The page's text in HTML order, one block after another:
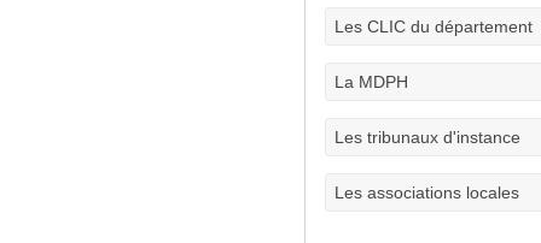
Les CLIC du département
La MDPH
Les tribunaux d'instance
Les associations locales